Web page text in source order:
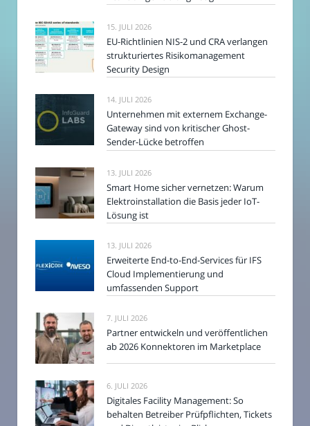
15. JULI 2026
EU-Richtlinien NIS-2 und CRA verlangen
strukturiertes Risikomanagement
Security Design
14. JULI 2026
Unternehmen mit externem Exchange-
Gateway sind von kritischer Ghost-
Sender-Lücke betroffen
13. JULI 2026
Smart Home sicher vernetzen: Warum
Elektroinstallation die Basis jeder IoT-
Lösung ist
13. JULI 2026
Erweiterte End-to-End-Services für IFS
Cloud Implementierung und
umfassenden Support
7. JULI 2026
Partner entwickeln und veröffentlichen
ab 2026 Konnektoren im Marketplace
6. JULI 2026
Digitales Facility Management: So
behalten Betreiber Prüfpflichten, Tickets